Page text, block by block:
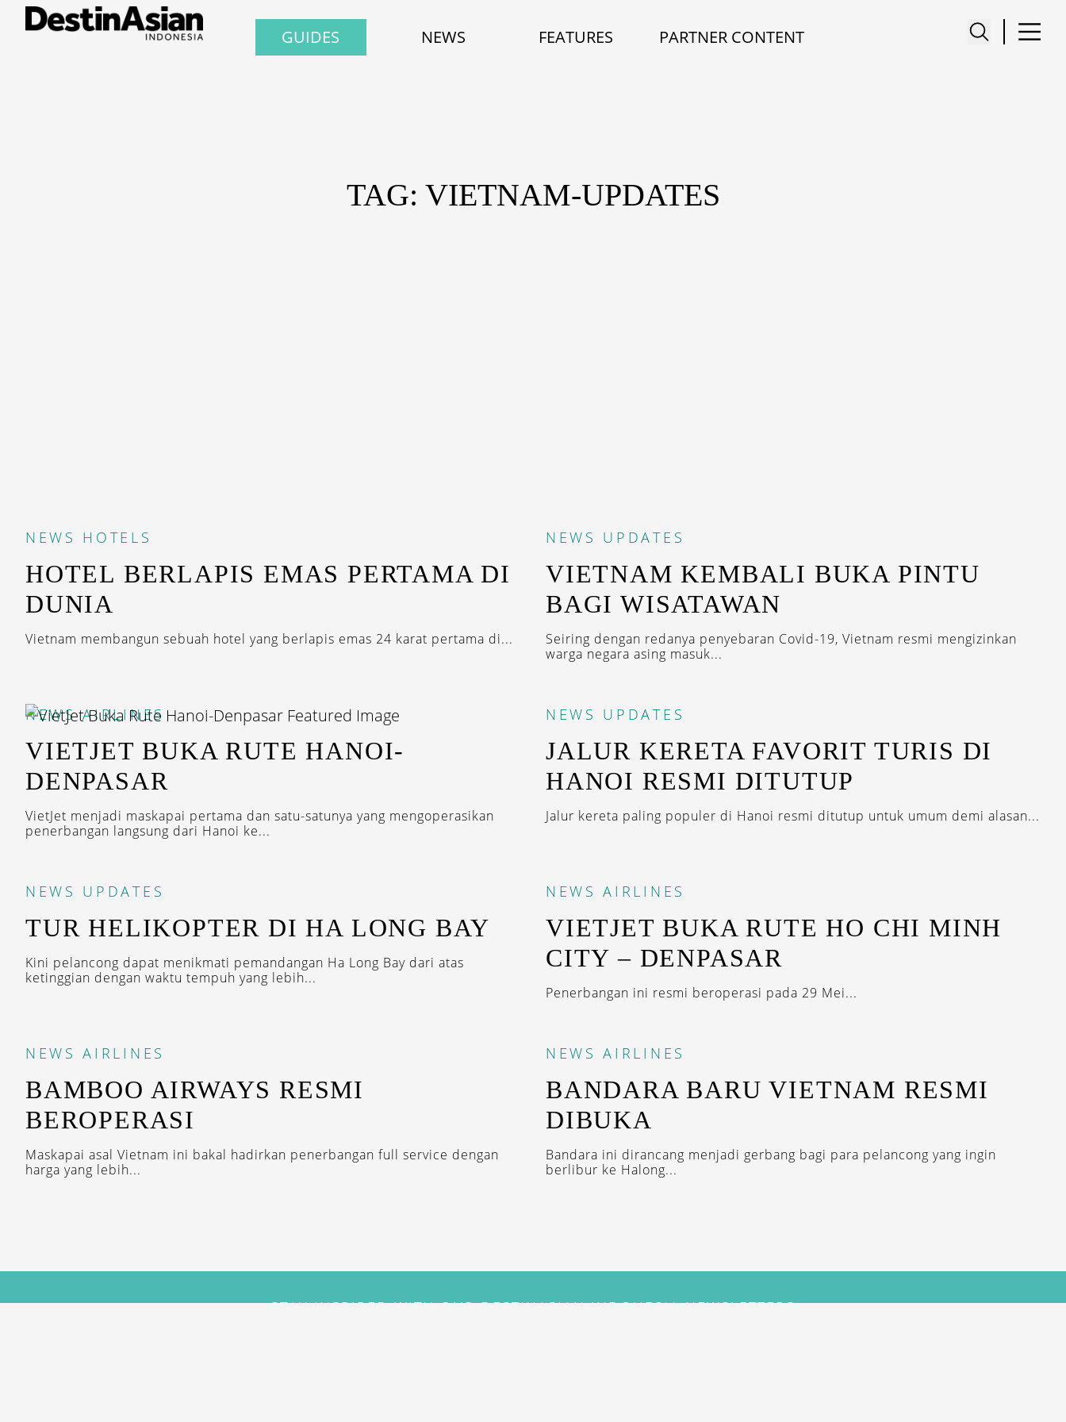
GUIDES NEWS FEATURES PARTNER CONTENT
TAG: VIETNAM-UPDATES
NEWS HOTELS
HOTEL BERLAPIS EMAS PERTAMA DI
DUNIA
Vietnam membangun sebuah hotel yang berlapis emas 24 karat pertama di...
NEWS UPDATES
VIETNAM KEMBALI BUKA PINTU
BAGI WISATAWAN
Seiring dengan redanya penyebaran Covid-19, Vietnam resmi mengizinkan
warga negara asing masuk...
NEWS AIRLINES
VIETJET BUKA RUTE HANOI-
DENPASAR
VietJet menjadi maskapai pertama dan satu-satunya yang mengoperasikan
penerbangan langsung dari Hanoi ke...
NEWS UPDATES
JALUR KERETA FAVORIT TURIS DI
HANOI RESMI DITUTUP
Jalur kereta paling populer di Hanoi resmi ditutup untuk umum demi alasan...
NEWS UPDATES
TUR HELIKOPTER DI HA LONG BAY
Kini pelancong dapat menikmati pemandangan Ha Long Bay dari atas
ketinggian dengan waktu tempuh yang lebih...
NEWS AIRLINES
VIETJET BUKA RUTE HO CHI MINH
CITY – DENPASAR
Penerbangan ini resmi beroperasi pada 29 Mei...
NEWS AIRLINES
BAMBOO AIRWAYS RESMI
BEROPERASI
Maskapai asal Vietnam ini bakal hadirkan penerbangan full service dengan
harga yang lebih...
NEWS AIRLINES
BANDARA BARU VIETNAM RESMI
DIBUKA
Bandara ini dirancang menjadi gerbang bagi para pelancong yang ingin
berlibur ke Halong...
STAY INSPIRED WITH OUR DESTINASIAN INDONESIA NEWSLETTERS